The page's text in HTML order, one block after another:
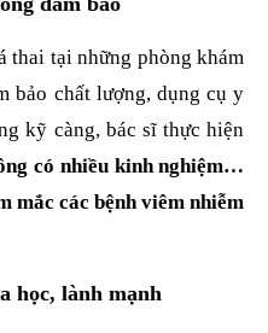
thai tại những phòng khám
bảo chất lượng, dụng cụ y
kỹ càng, bác sĩ thực hiện
có nhiều kinh nghiệm…
mắc các bệnh viêm nhiễm
học, lành mạnh